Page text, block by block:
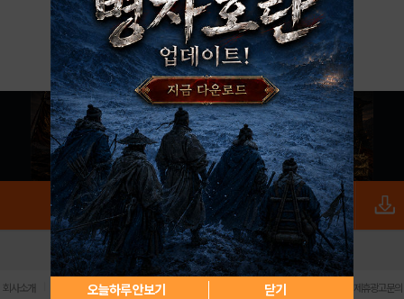
아이디 / 비밀번호 찾기 회원가입
오늘하루 안보기 닫기
로그인 PC버전 전체앱
회사소개 | 개인정보 처리방침 불법촬영물 신고센터 제휴광고문의